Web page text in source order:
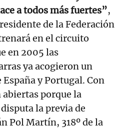
a todos más fuertes”,
de la Federación
en el circuito
en 2005 las
ya acogieron un
y Portugal. Con
porque la
la previa de
Pol Martín, 318º de la